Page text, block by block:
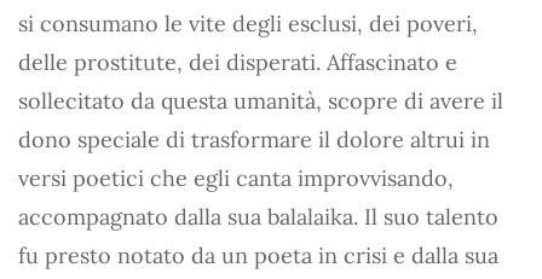
si consumano le vite degli esclusi, dei poveri,
delle prostitute, dei disperati. Affascinato e
sollecitato da questa umanità, scopre di avere il
dono speciale di trasformare il dolore altrui in
versi poetici che egli canta improvvisando,
accompagnato dalla sua balalaika. Il suo talento
fu presto notato da un poeta in crisi e dalla sua